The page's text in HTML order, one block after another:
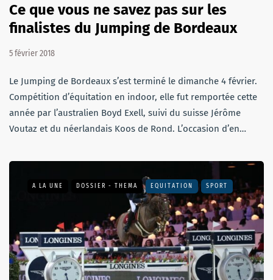
Ce que vous ne savez pas sur les
finalistes du Jumping de Bordeaux
5 février 2018
Le Jumping de Bordeaux s’est terminé le dimanche 4 février.
Compétition d’équitation en indoor, elle fut remportée cette
année par l’australien Boyd Exell, suivi du suisse Jérôme
Voutaz et du néerlandais Koos de Rond. L’occasion d’en…
A LA UNE DOSSIER - THEMA EQUITATION SPORT